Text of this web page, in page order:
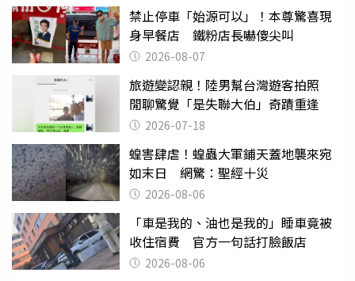
禁止停車「始源可以」！本尊驚喜現
身早餐店 鐵粉店長嚇傻尖叫
2026-08-07
旅遊變認親！陸男幫台灣遊客拍照
閒聊驚覺「是失聯大伯」奇蹟重逢
2026-07-18
蝗害肆虐！蝗蟲大軍鋪天蓋地襲來宛
如末日 網驚：聖經十災
2026-08-06
「車是我的、油也是我的」睡車竟被
收住宿費 官方一句話打臉飯店
2026-08-06